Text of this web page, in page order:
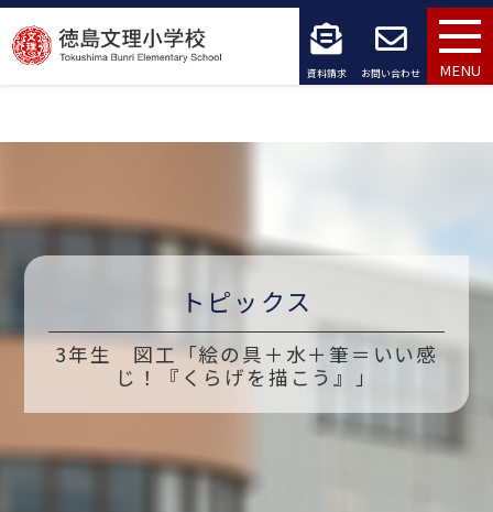
コ
ン
ン
へ
キ
資料請求 お問い合わせ MENU
トピックス
3年生 図工「絵の具＋水＋筆＝いい感
じ！『くらげを描こう』」